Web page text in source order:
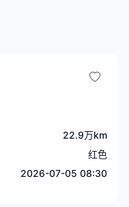
22.9万km
红色
2026-07-05 08:30